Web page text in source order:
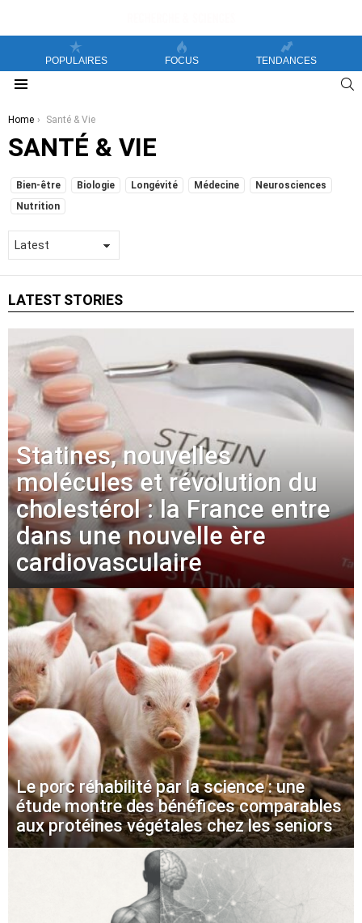
POPULAIRES FOCUS TENDANCES
You are here:
Home Santé & Vie
SANTÉ & VIE
SUBTERMS
Bien-être Biologie Longévité Médecine
Neurosciences
Nutrition
LATEST STORIES
Statines, nouvelles
molécules et révolution du
cholestérol : la France entre
dans une nouvelle ère
cardiovasculaire
Le porc réhabilité par la science : une
étude montre des bénéfices comparables
aux protéines végétales chez les seniors